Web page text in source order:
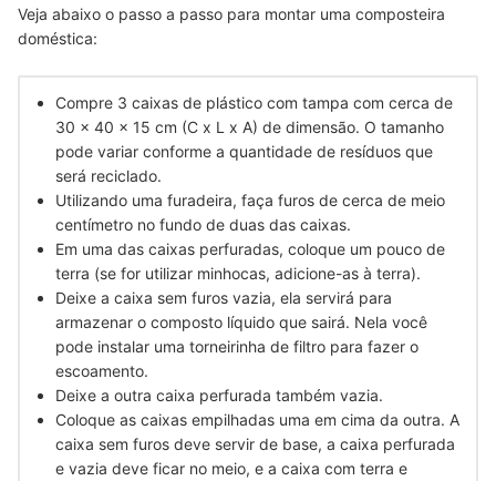
Veja abaixo o passo a passo para montar uma composteira
doméstica:
Compre 3 caixas de plástico com tampa com cerca de
30 x 40 x 15 cm (C x L x A) de dimensão. O tamanho
pode variar conforme a quantidade de resíduos que
será reciclado.
Utilizando uma furadeira, faça furos de cerca de meio
centímetro no fundo de duas das caixas.
Em uma das caixas perfuradas, coloque um pouco de
terra (se for utilizar minhocas, adicione-as à terra).
Deixe a caixa sem furos vazia, ela servirá para
armazenar o composto líquido que sairá. Nela você
pode instalar uma torneirinha de filtro para fazer o
escoamento.
Deixe a outra caixa perfurada também vazia.
Coloque as caixas empilhadas uma em cima da outra. A
caixa sem furos deve servir de base, a caixa perfurada
e vazia deve ficar no meio, e a caixa com terra e